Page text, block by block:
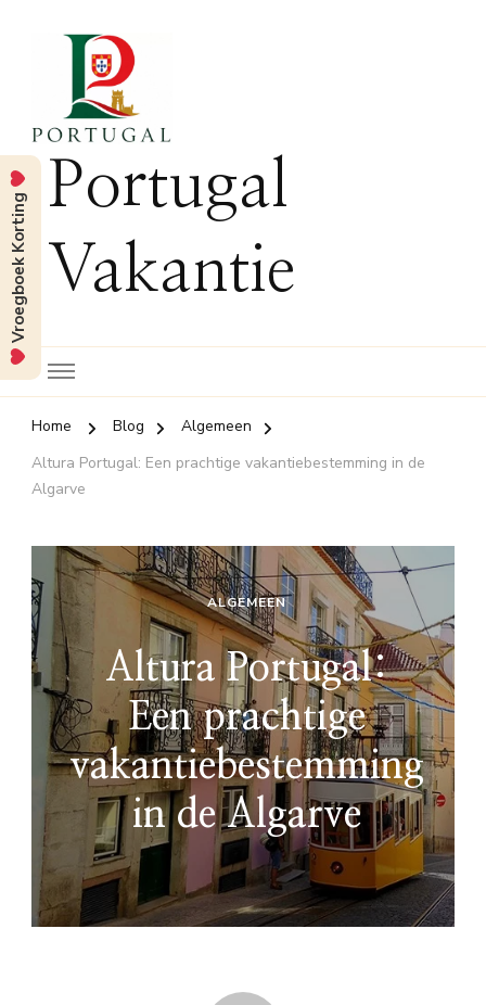
Portugal
Vakantie
Home Blog
Algemeen
Altura Portugal: Een prachtige vakantiebestemming in de
Algarve
ALGEMEEN
Altura Portugal:
Een prachtige
vakantiebestemming
in de Algarve
Vroegboek Korting